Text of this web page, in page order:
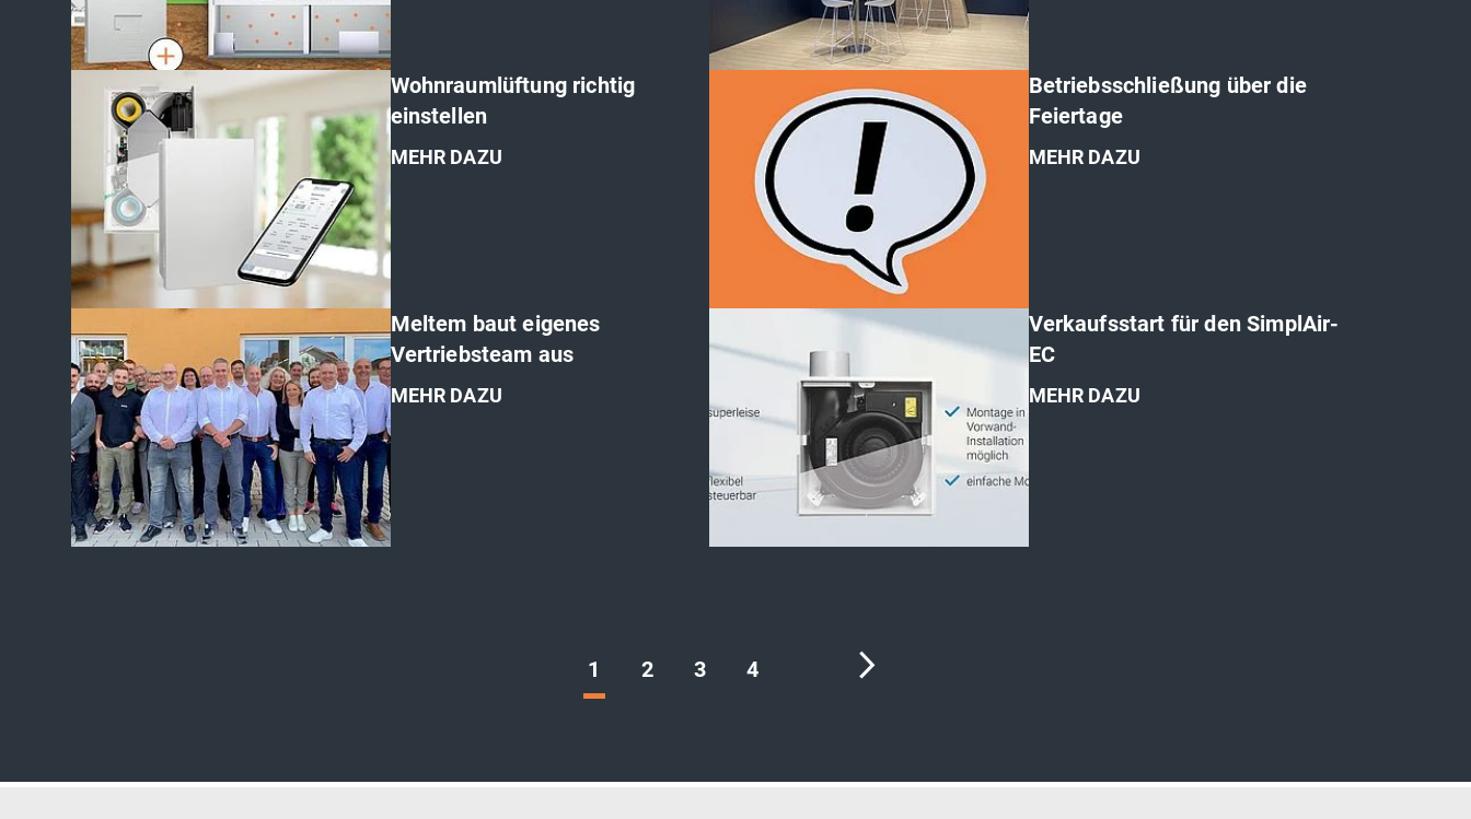
' '
'
Wohnraumlüftung richtig
einstellen
MEHR DAZU
Betriebsschließung über die
Feiertage
MEHR DAZU
'
Meltem baut eigenes
Vertriebsteam aus
MEHR DAZU
Verkaufsstart für den SimplAir-
EC
MEHR DAZU
1 2 3 4